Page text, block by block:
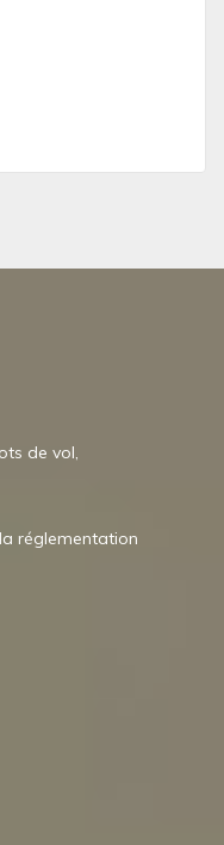
de vol,
réglementation